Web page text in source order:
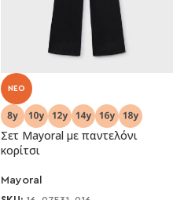
NEO
Σετ Mayoral με παντελόνι
κορίτσι
Mayoral